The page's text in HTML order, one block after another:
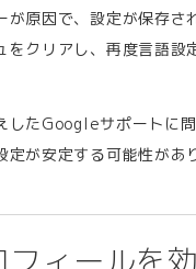
原因で、設定が保存さ
クリアし、再度言語設
たGoogleサポートに
が安定する可能性があ